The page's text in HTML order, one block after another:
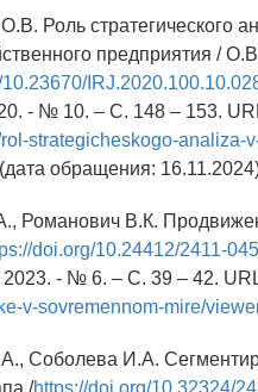
Роль стратегического
предприятия /
- № 10. – С. 148 – 153.
strategicheskogo-
(дата обращения:
Романович В.К.
doi.org/10.24412/2411-
2023. - № 6. – С. 39 – 42.
v-sovremennom-mire/
Соболева И.А.
/https://doi.org/10.32324/